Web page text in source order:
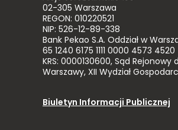
02-305 Warszawa
REGON: 010220521
NIP: 526-12-89-338
Bank Pekao S.A. Oddział w
65 1240 6175 1111 0000 4573 4520
KRS: 0000130600, Sąd Rejonowy
Warszawy, XII Wydział
Biuletyn Informacji Publicznej